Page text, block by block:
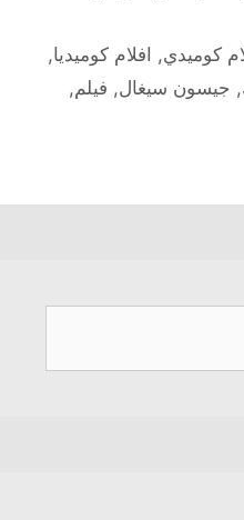
كوميدي, افلام كوميديا,
, جيسون سيغال, فيلم,